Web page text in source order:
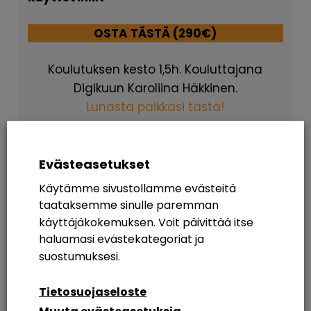
OSTA TÄSTÄ (290€)
Koulutuksen kesto 1,5h. Kouluttajana
Digikuun Karoliina Häkkinen.
Lunasta paikkasi tästä!
tallenteen). Ilmoittaudu mukaan ottamalla
yhteyttä:
myynti@digikuu.fi
Evästeasetukset
Käytämme sivustollamme evästeitä
taataksemme sinulle paremman
käyttäjäkokemuksen. Voit päivittää itse
haluamasi evästekategoriat ja
suostumuksesi.
Tietosuojaseloste